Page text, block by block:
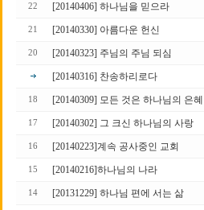
22 [20140406] 하나님을 믿으라
21 [20140330] 아름다운 헌신
20 [20140323] 주님의 주님 되심
[20140316] 찬송하리로다
18 [20140309] 모든 것은 하나님의 은혜
17 [20140302] 그 크신 하나님의 사랑
16 [20140223]계속 공사중인 교회
15 [20140216]하나님의 나라
14 [20131229] 하나님 편에 서는 삶